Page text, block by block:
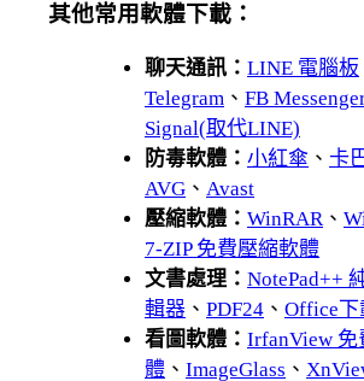
其他常用軟體下載：
聊天通訊： LINE 電腦板
Telegram 、 FB
Signal(取代LINE)
防毒軟體： 小紅傘 、 卡
AVG 、 Avast
壓縮軟體： WinRAR、
7-ZIP 免費壓縮軟體
文書處理： NotePad++
輯器 、 PDF24 、 Office下
看圖軟體： IrfanView 免
體 、 ImageGlass 、